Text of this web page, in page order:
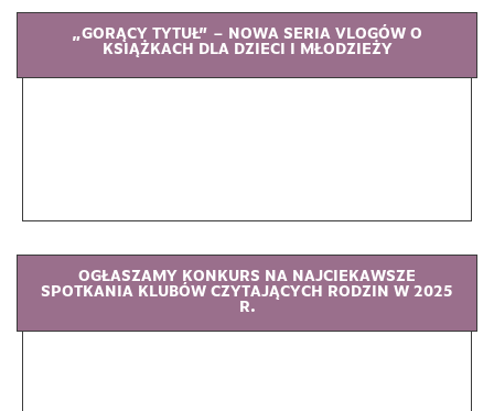
„GORĄCY TYTUŁ” – NOWA SERIA VLOGÓW O
KSIĄŻKACH DLA DZIECI I MŁODZIEŻY
OGŁASZAMY KONKURS NA NAJCIEKAWSZE
SPOTKANIA KLUBÓW CZYTAJĄCYCH RODZIN W 2025
R.